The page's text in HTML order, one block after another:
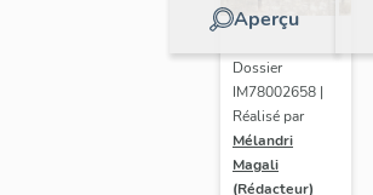
Aperçu
Dossier
IM78002658 |
Réalisé par
Mélandri
Magali
(Rédacteur)